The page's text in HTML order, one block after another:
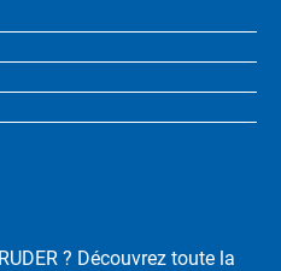
? Découvrez toute la